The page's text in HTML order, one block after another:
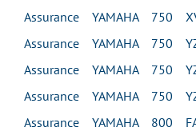
Assurance YAMAHA 750 XV
Assurance YAMAHA 750
Assurance YAMAHA 750
Assurance YAMAHA 750
Assurance YAMAHA 800